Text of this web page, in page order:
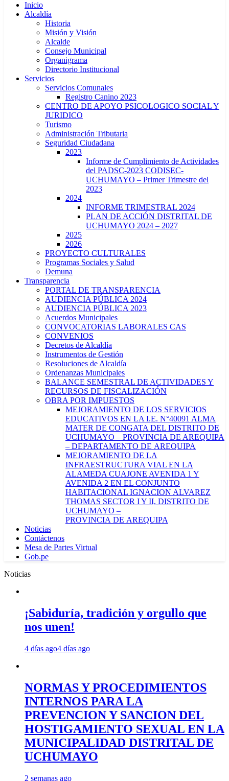
Inicio
Alcaldía
Historia
Misión y Visión
Alcalde
Consejo Municipal
Organigrama
Directorio Institucional
Servicios
Servicios Comunales
Registro Canino 2023
CENTRO DE APOYO PSICOLOGICO SOCIAL Y
JURIDICO
Turismo
Administración Tributaria
Seguridad Ciudadana
2023
Informe de Cumplimiento de Actividades
del PADSC-2023 CODISEC-
UCHUMAYO – Primer Trimestre del
2023
2024
INFORME TRIMESTRAL 2024
PLAN DE ACCIÓN DISTRITAL DE
UCHUMAYO 2024 – 2027
2025
2026
PROYECTO CULTURALES
Programas Sociales y Salud
Demuna
Transparencia
PORTAL DE TRANSPARENCIA
AUDIENCIA PÚBLICA 2024
AUDIENCIA PÚBLICA 2023
Acuerdos Municipales
CONVOCATORIAS LABORALES CAS
CONVENIOS
Decretos de Alcaldía
Instrumentos de Gestión
Resoluciones de Alcaldía
Ordenanzas Municipales
BALANCE SEMESTRAL DE ACTIVIDADES Y
RECURSOS DE FISCALIZACIÓN
OBRA POR IMPUESTOS
MEJORAMIENTO DE LOS SERVICIOS
EDUCATIVOS EN LA I.E. N°40091 ALMA
MATER DE CONGATA DEL DISTRITO DE
UCHUMAYO – PROVINCIA DE AREQUIPA
– DEPARTAMENTO DE AREQUIPA
MEJORAMIENTO DE LA
INFRAESTRUCTURA VIAL EN LA
ALAMEDA CUAJONE AVENIDA 1 Y
AVENIDA 2 EN EL CONJUNTO
HABITACIONAL IGNACION ALVAREZ
THOMAS SECTOR I Y II, DISTRITO DE
UCHUMAYO –
PROVINCIA DE AREQUIPA
Noticias
Contáctenos
Mesa de Partes Virtual
Gob.pe
Noticias
¡Sabiduría, tradición y orgullo que
nos unen!
4 días ago4 días ago
NORMAS Y PROCEDIMIENTOS
INTERNOS PARA LA
PREVENCION Y SANCION DEL
HOSTIGAMIENTO SEXUAL EN LA
MUNICIPALIDAD DISTRITAL DE
UCHUMAYO
2 semanas ago